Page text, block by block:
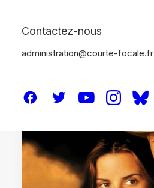
Contactez-nous
administration@courte-focale.fr